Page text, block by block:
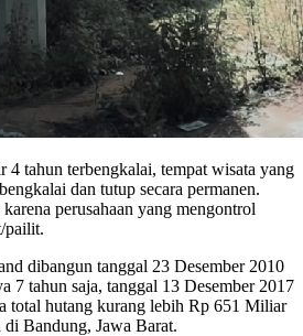
4 tahun terbengkalai, tempat wisata yang
dan tutup secara permanen.
perusahaan yang mengontrol
pailit.
dibangun tanggal 23 Desember 2010
7 tahun saja, tanggal 13 Desember 2017
total hutang kurang lebih Rp 651 Miliar
Bandung, Jawa Barat.